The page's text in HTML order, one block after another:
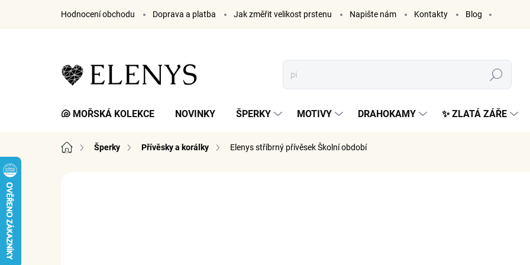
Hodnocení obchodu Doprava a platba Jak změřit velikost prstenu Napište nám Kontakty Blog
Hledat
🐚 MOŘSKÁ KOLEKCE NOVINKY ŠPERKY MOTIVY DRAHOKAMY ✨ ZLATÁ ZÁŘE
Domů Šperky Přívěsky a korálky Elenys stříbrný přívěsek Školní období